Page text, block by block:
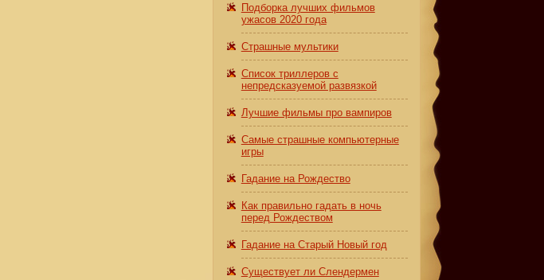
Подборка лучших фильмов
ужасов 2020 года
Страшные мультики
Список триллеров с
непредсказуемой развязкой
Лучшие фильмы про вампиров
Самые страшные компьютерные
игры
Гадание на Рождество
Как правильно гадать в ночь
перед Рождеством
Гадание на Старый Новый год
Существует ли Слендермен